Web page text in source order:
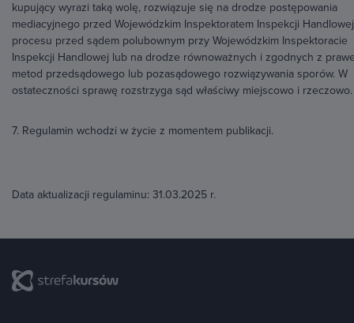
kupujący wyrazi taką wolę, rozwiązuje się na drodze postępowania
mediacyjnego przed Wojewódzkim Inspektoratem Inspekcji
procesu przed sądem polubownym przy Wojewódzkim Inspektoracie
Inspekcji Handlowej lub na drodze równoważnych i zgodnych z
metod przedsądowego lub pozasądowego rozwiązywania sporów. W
ostateczności sprawę rozstrzyga sąd właściwy miejscowo i rzeczowo.
7. Regulamin wchodzi w życie z momentem publikacji.
Data aktualizacji regulaminu: 31.03.2025 r.